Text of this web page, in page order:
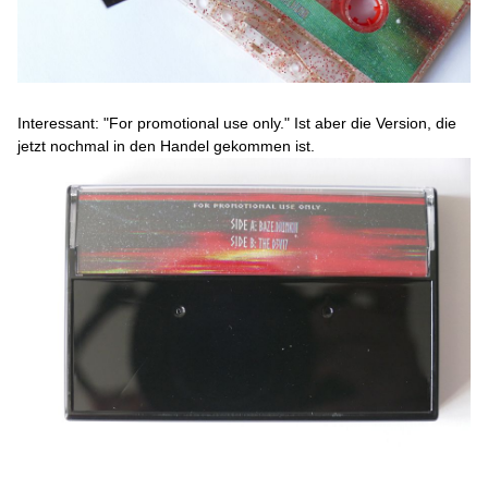
Interessant: "For promotional use only." Ist aber die Version, die
jetzt nochmal in den Handel gekommen ist.